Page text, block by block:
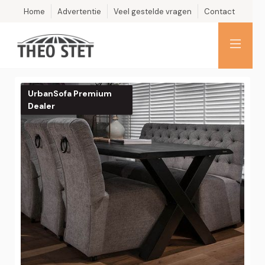
Home Advertentie Veel gestelde vragen Contact
UrbanSofa Premium
Dealer